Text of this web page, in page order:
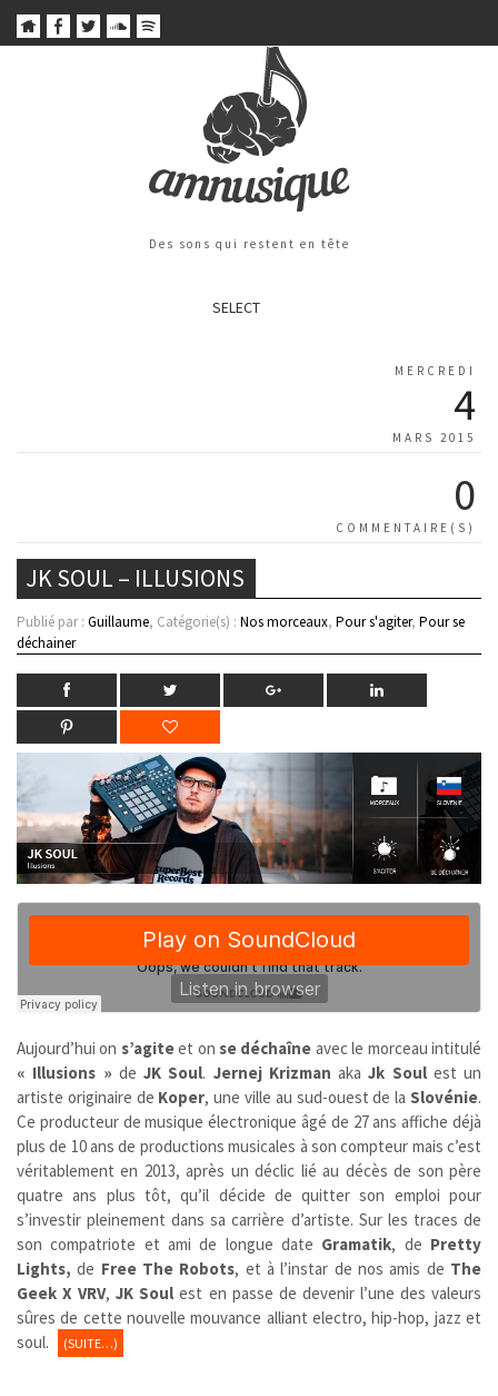
Des sons qui restent en tête
SELECT
MERCREDI
4
MARS 2015
0
COMMENTAIRE(S)
JK SOUL – ILLUSIONS
Publié par : Guillaume, Catégorie(s) : Nos morceaux, Pour s'agiter, Pour se
déchainer
Aujourd’hui on s’agiteet onse déchaîne avec le morceau intitulé
« Illusions » de JK Soul. Jernej Krizman akaJk Soulest un
artiste originaire de Koper, une ville au sud-ouest de laSlovénie.
Ce producteur de musique électronique âgé de 27 ans affiche déjà
plus de 10 ans de productions musicales à son compteur mais c’est
véritablement en 2013, après un déclic lié au décès de son père
quatre ans plus tôt, qu’il décide de quitter son emploi pour
s’investir pleinement dans sa carrière d’artiste. Sur les traces de
son compatriote et ami de longue date Gramatik, de Pretty
Lights,de Free The Robots, et à l’instar de nos amis de The
Geek X VRV,JK Soul est en passe de devenir l’une des valeurs
sûres de cette nouvelle mouvance alliant electro, hip-hop, jazz et
soul.
(SUITE…)